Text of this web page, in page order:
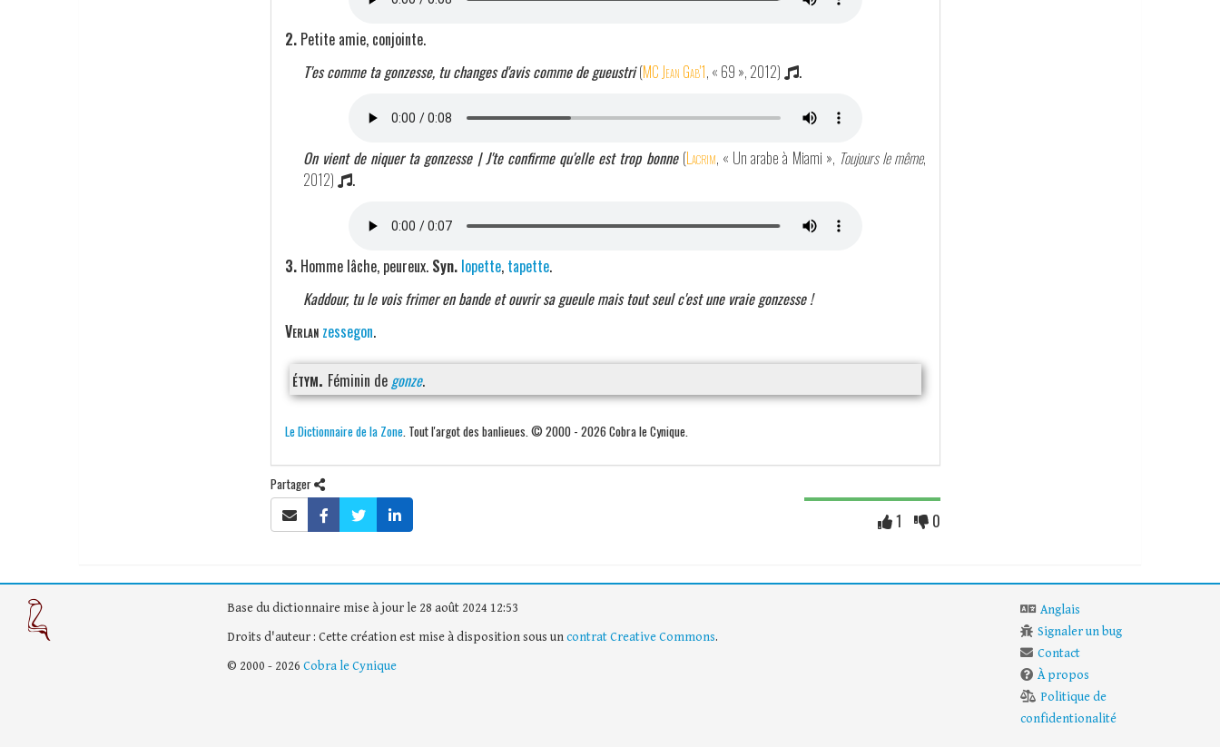
2. Petite amie, conjointe.
T'es comme ta gonzesse, tu changes d'avis comme de gueustri (MC Jean Gab'1, « 69 », 2012) .
On vient de niquer ta gonzesse | J'te confirme qu'elle est trop bonne (Lacrim, « Un arabe à Miami », Toujours le même,
2012)
.
3. Homme lâche, peureux. Syn. lopette, tapette.
Kaddour, tu le vois frimer en bande et ouvrir sa gueule mais tout seul c'est une vraie gonzesse !
Verlan zessegon.
étym. Féminin de gonze.
Le Dictionnaire de la Zone. Tout l'argot des banlieues. © 2000 - 2026 Cobra le Cynique.
Partager
1 0
Base du dictionnaire mise à jour le 28 août 2024 12:53
Droits d'auteur : Cette création est mise à disposition sous uncontrat Creative Commons.
© 2000 - 2026 Cobra le Cynique
Anglais
Signaler un bug
Contact
À propos
Politique de
confidentionalité